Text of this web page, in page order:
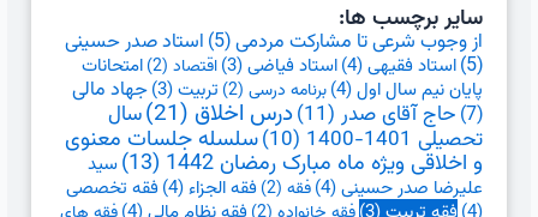
سایر برچسب ها:
از وجوب شرعی تا مشارکت مردمی(5)
استاد صدر حسینی
(5)
استاد فقیهی(4) استاد فیاضی(3) اقتصاد (2)
امتحانات
پایان نیم سال اول(4) برنامه درسی (2) تربیت(3)
جهاد مالی
(7)
حاج آقای صدر (11) درس اخلاق (21) سال
تحصیلی 1401-1400 (10) سلسله جلسات معنوی
و اخلاقی ویژه ماه مبارک رمضان 1442 (13)
سید
علیرضا صدر حسینی(4) فقه (2) فقه الجزاء(4)
فقه تخصصی